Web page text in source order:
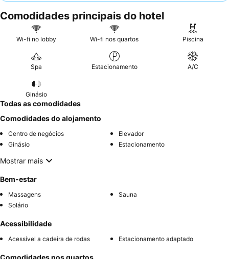
sem glúten. Para uma experiência mais tranquila, os hóspedes
podem preferir quartos virados para o jardim.
Comodidades principais do hotel
Wi-fi no lobby Wi-fi nos quartos Piscina
Spa Estacionamento A/C
Ginásio
Todas as comodidades
Comodidades do alojamento
Centro de negócios
Elevador
Ginásio
Estacionamento
Mostrar mais
Bem-estar
Massagens
Sauna
Solário
Acessibilidade
Acessível a cadeira de rodas Estacionamento adaptado